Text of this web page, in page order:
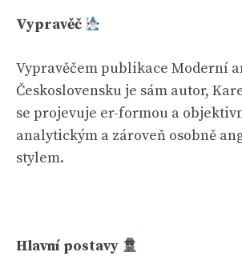
Vypravěč
Vypravěčem publikace Moderní
Československu je sám autor,
se projevuje er-formou a
analytickým a zároveň osobně
stylem.
Hlavní postavy